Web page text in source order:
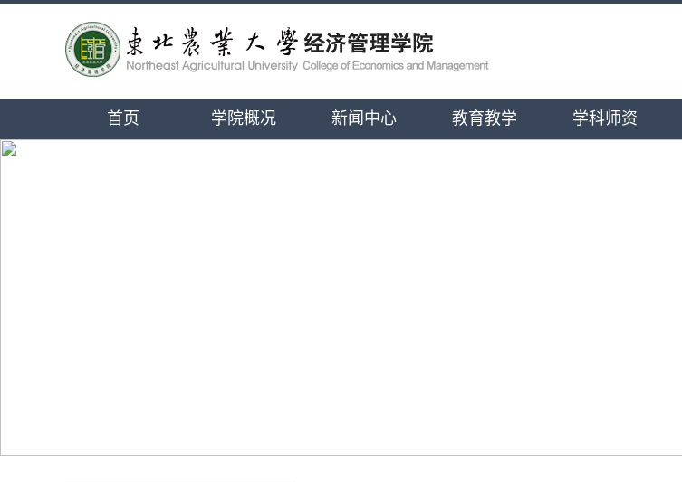
首页 学院概况 新闻中心 教育教学 学科师资